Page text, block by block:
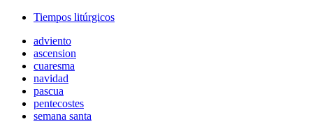
Tiempos litúrgicos
adviento
ascension
cuaresma
navidad
pascua
pentecostes
semana santa